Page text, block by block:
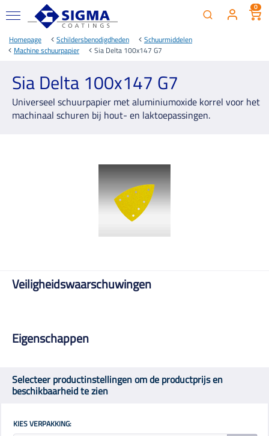
0
Homepage Schildersbenodigdheden
Schuurmiddelen
Machine schuurpapier
Sia Delta 100x147 G7
Sia Delta 100x147 G7
Universeel schuurpapier met aluminiumoxide korrel voor het
machinaal schuren bij hout- en laktoepassingen.
Veiligheidswaarschuwingen
Eigenschappen
Selecteer productinstellingen om de productprijs en
beschikbaarheid te zien
KIES VERPAKKING: